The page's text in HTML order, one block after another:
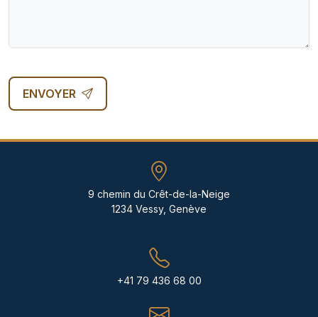
ENVOYER
9 chemin du Crêt-de-la-Neige
1234 Vessy, Genève
+41 79 436 68 00